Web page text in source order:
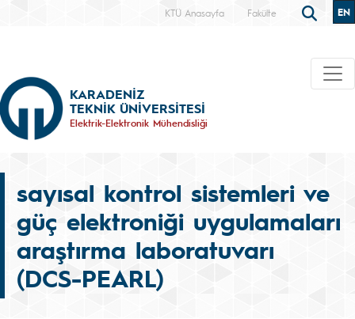
KTÜ Anasayfa Fakülte EN
KARADENİZ
TEKNİK ÜNİVERSİTESİ
Elektrik-Elektronik Mühendisliği
sayısal kontrol sistemleri ve
güç elektroniği uygulamaları
araştırma laboratuvarı
(DCS-PEARL)